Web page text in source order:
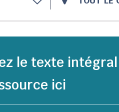
le texte intégral
ici